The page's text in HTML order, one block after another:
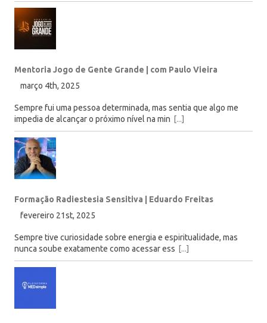
Mentoria Jogo de Gente Grande | com Paulo Vieira
março 4th, 2025
Sempre fui uma pessoa determinada, mas sentia que algo me
impedia de alcançar o próximo nível na min [...]
Formação Radiestesia Sensitiva | Eduardo Freitas
fevereiro 21st, 2025
Sempre tive curiosidade sobre energia e espiritualidade, mas
nunca soube exatamente como acessar ess [...]